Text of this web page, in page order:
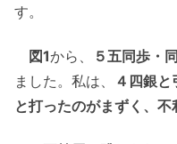
す。
図1から、
５五同歩・
ました。私は、
４四銀と
と打ったのがまずく、不